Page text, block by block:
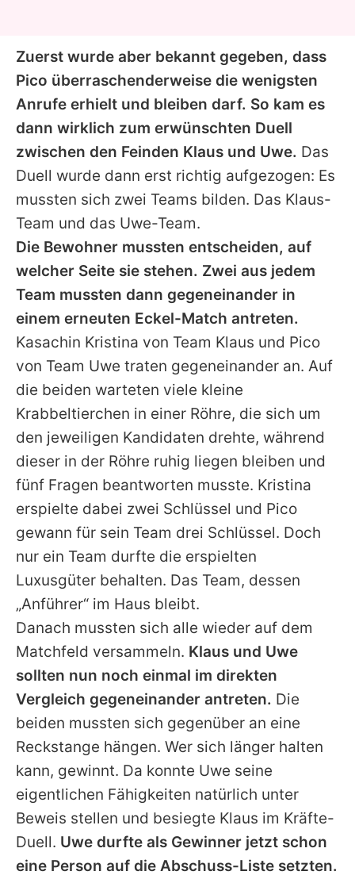
Zuerst wurde aber bekannt gegeben, dass
Pico überraschenderweise die wenigsten
Anrufe erhielt und bleiben darf. So kam es
dann wirklich zum erwünschten Duell
zwischen den Feinden Klaus und Uwe. Das
Duell wurde dann erst richtig aufgezogen: Es
mussten sich zwei Teams bilden. Das Klaus-
Team und das Uwe-Team.
Die Bewohner mussten entscheiden, auf
welcher Seite sie stehen. Zwei aus jedem
Team mussten dann gegeneinander in
einem erneuten Eckel-Match antreten.
Kasachin Kristina von Team Klaus und Pico
von Team Uwe traten gegeneinander an. Auf
die beiden warteten viele kleine
Krabbeltierchen in einer Röhre, die sich um
den jeweiligen Kandidaten drehte, während
dieser in der Röhre ruhig liegen bleiben und
fünf Fragen beantworten musste. Kristina
erspielte dabei zwei Schlüssel und Pico
gewann für sein Team drei Schlüssel. Doch
nur ein Team durfte die erspielten
Luxusgüter behalten. Das Team, dessen
„Anführer“ im Haus bleibt.
Danach mussten sich alle wieder auf dem
Matchfeld versammeln. Klaus und Uwe
sollten nun noch einmal im direkten
Vergleich gegeneinander antreten. Die
beiden mussten sich gegenüber an eine
Reckstange hängen. Wer sich länger halten
kann, gewinnt. Da konnte Uwe seine
eigentlichen Fähigkeiten natürlich unter
Beweis stellen und besiegte Klaus im Kräfte-
Duell. Uwe durfte als Gewinner jetzt schon
eine Person auf die Abschuss-Liste setzten.